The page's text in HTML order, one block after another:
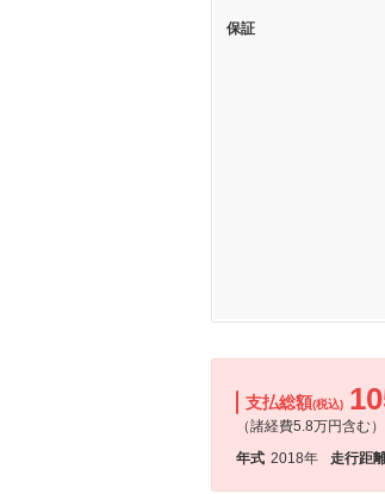
保証
支払総額(税込)
（諸経費5.8万円含む）
年式 2018年 走行距